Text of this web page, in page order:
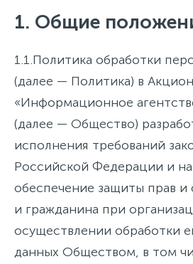
1. Общие
1.1.Политика обработки
(далее — Политика) в
«Информационное
(далее — Общество)
исполнения требований
Российской Федерации и
обеспечение защиты прав и
и гражданина при
осуществлении обработки
данных Обществом, в том